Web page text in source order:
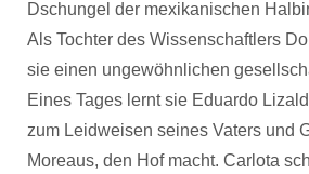
Dschungel der mexikanischen
Als Tochter des Wissenschaftlers
sie einen ungewöhnlichen
Eines Tages lernt sie Eduardo
zum Leidweisen seines Vaters und
Moreaus, den Hof macht. Carlota